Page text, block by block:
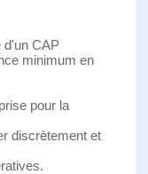
d'un CAP
minimum en
pour la
discrètement et